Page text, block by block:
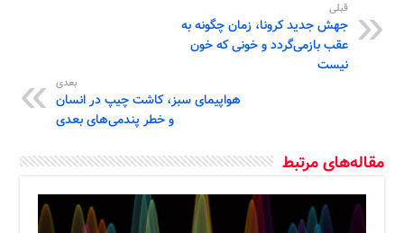
قبلی
جهش جدید کرونا، زمان چگونه به
عقب بازمی‌گردد و خونی که خون
نیست
بعدی
هواپیمای سبز، کاشت چیپ در انسان
و خطر پندمی‌های بعدی
مقاله‌های مرتبط